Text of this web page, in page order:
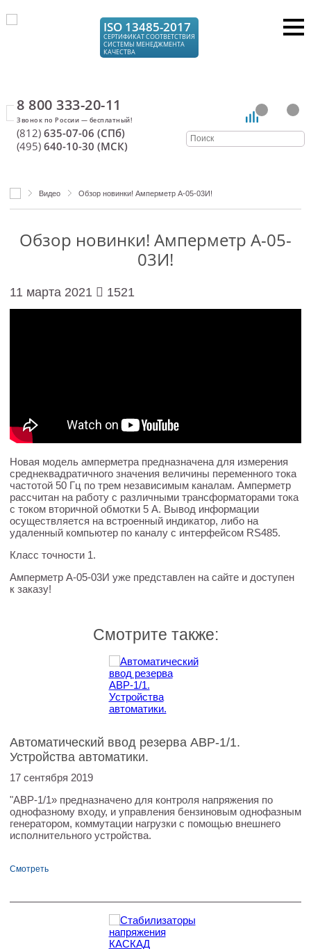
ISO 13485-2017
СЕРТИФИКАТ СООТВЕТСТВИЯ
СИСТЕМЫ МЕНЕДЖМЕНТА
КАЧЕСТВА
8 800 333-20-11
(812) 635-07-06 (СПб)
(495) 640-10-30 (МСК)
Видео Обзор новинки! Амперметр А-05-03И!
Обзор новинки! Амперметр А-05-
03И!
11 марта 2021 1521
Новая модель амперметра предназначена для измерения
среднеквадратичного значения величины переменного тока
частотой 50 Гц по трем независимым каналам. Амперметр
рассчитан на работу с различными трансформаторами тока
с током вторичной обмотки 5 А. Вывод информации
осуществляется на встроенный индикатор, либо на
удаленный компьютер по каналу с интерфейсом RS485.
Класс точности 1.
Амперметр А-05-03И уже представлен на сайте и доступен
к заказу!
Смотрите также:
Автоматический ввод резерва АВР-1/1.
Устройства автоматики.
17 сентября 2019
"АВР-1/1» предназначено для контроля напряжения по
однофазному входу, и управления бензиновым однофазным
генератором, коммутации нагрузки с помощью внешнего
исполнительного устройства.
Смотреть